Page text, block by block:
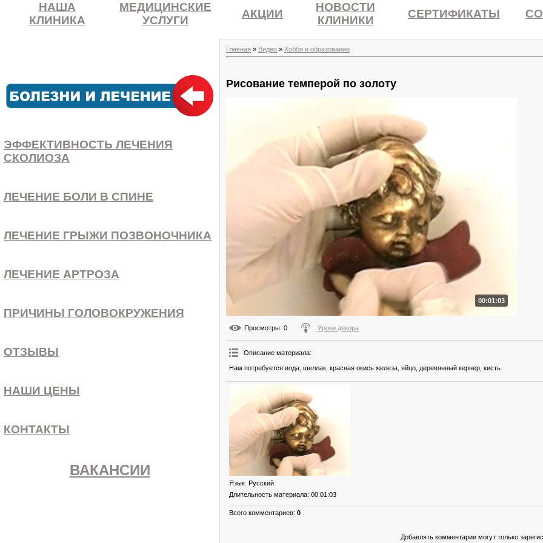
НАША
КЛИНИКА
МЕДИЦИНСКИЕ
УСЛУГИ
АКЦИИ
НОВОСТИ
КЛИНИКИ
СЕРТИФИКАТЫ
ЭФФЕКТИВНОСТЬ ЛЕЧЕНИЯ
СКОЛИОЗА
ЛЕЧЕНИЕ БОЛИ В СПИНЕ
ЛЕЧЕНИЕ ГРЫЖИ ПОЗВОНОЧНИКА
ЛЕЧЕНИЕ АРТРОЗА
ПРИЧИНЫ ГОЛОВОКРУЖЕНИЯ
ОТЗЫВЫ
НАШИ ЦЕНЫ
КОНТАКТЫ
ВАКАНСИИ
Главная » Видео » Хобби и образование
Рисование темперой по золоту
00:01:03
Просмотры: 0 Уроки декора
Описание материала:
Нам потребуется:вода, шеллак, красная окись железа, яйцо, деревянный кернер, кисть.
Язык: Русский
Длительность материала: 00:01:03
Всего комментариев: 0
Добавлять комментарии могут только